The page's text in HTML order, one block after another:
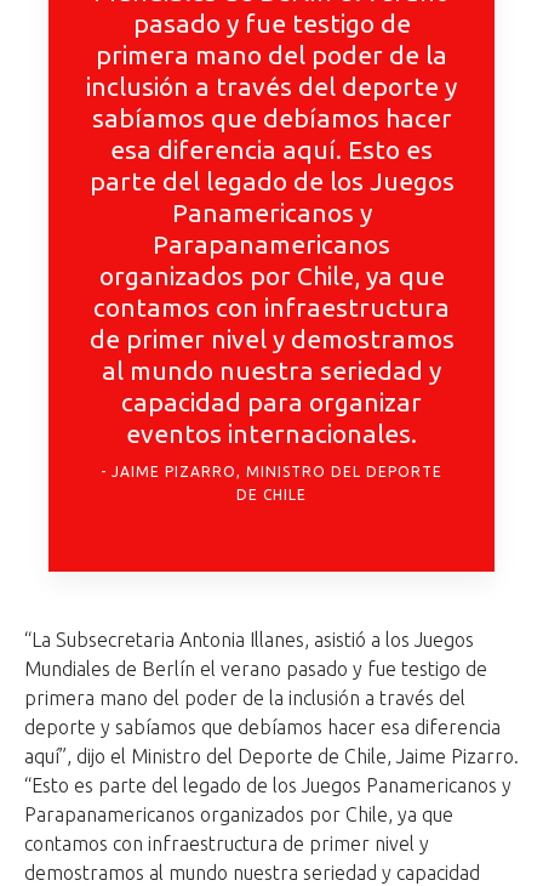
pasado y fue testigo de
primera mano del poder de la
inclusión a través del deporte y
sabíamos que debíamos hacer
esa diferencia aquí. Esto es
parte del legado de los Juegos
Panamericanos y
Parapanamericanos
organizados por Chile, ya que
contamos con infraestructura
de primer nivel y demostramos
al mundo nuestra seriedad y
capacidad para organizar
eventos internacionales.
JAIME PIZARRO, MINISTRO DEL DEPORTE
DE CHILE
“La Subsecretaria Antonia Illanes, asistió a los Juegos
Mundiales de Berlín el verano pasado y fue testigo de
primera mano del poder de la inclusión a través del
deporte y sabíamos que debíamos hacer esa diferencia
aquí”, dijo el Ministro del Deporte de Chile, Jaime Pizarro.
“Esto es parte del legado de los Juegos Panamericanos y
Parapanamericanos organizados por Chile, ya que
contamos con infraestructura de primer nivel y
demostramos al mundo nuestra seriedad y capacidad